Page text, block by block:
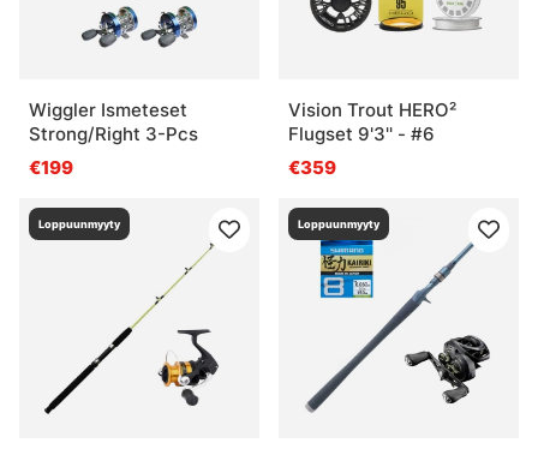
Wiggler Ismeteset
Strong/Right 3-Pcs
€199
Vision Trout HERO²
Flugset 9'3'' - #6
€359
Loppuunmyyty Loppuunmyyty